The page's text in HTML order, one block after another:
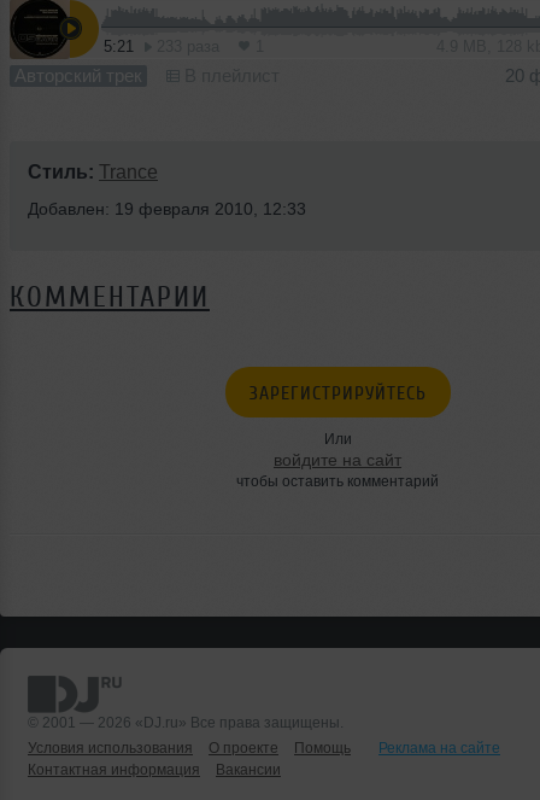
5:21
Авторский трек 20
Стиль: Trance
Добавлен: 19 февраля 2010, 12:33
КОММЕНТАРИИ
ЗАРЕГИСТРИРУЙТЕСЬ
Или
войдите на сайт
чтобы оставить комментарий
© 2001 — 2026 «DJ.ru» Все права защищены.
Условия использования
О проекте Помощь
Реклама на сайте
Контактная информация
Вакансии